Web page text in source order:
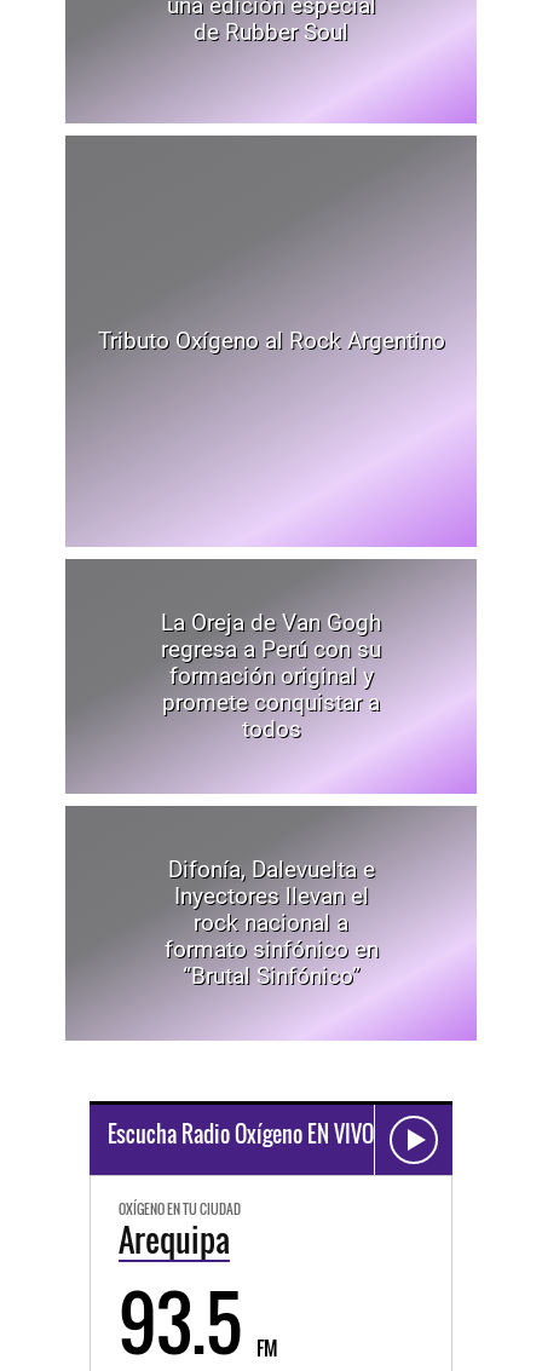
de Rubber Soul
Tributo Oxígeno al Rock Argentino
La Oreja de Van Gogh
regresa a Perú con su
formación original y
promete conquistar a
todos
Difonía, Dalevuelta e
Inyectores llevan el
rock nacional a
formato sinfónico en
“Brutal Sinfónico”
Escucha Radio Oxígeno EN VIVO
OXÍGENO EN TU CIUDAD
Arequipa
93.5 FM